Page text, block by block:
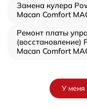
Замена кулера
Macan Comfort
Ремонт платы
(восстановление)
Macan Comfort
У меня